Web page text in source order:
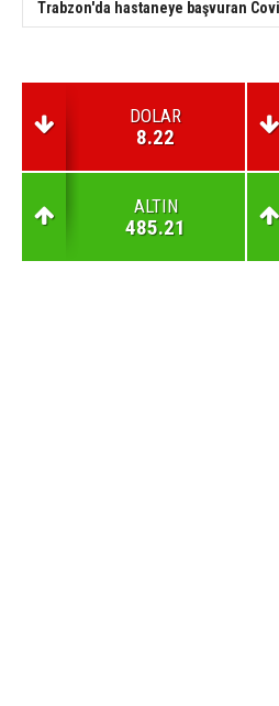
Trabzon'da hastaneye başvuran
DOLAR
8.22
ALTIN
485.21